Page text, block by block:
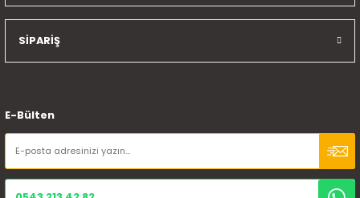
SİPARİŞ
E-Bülten